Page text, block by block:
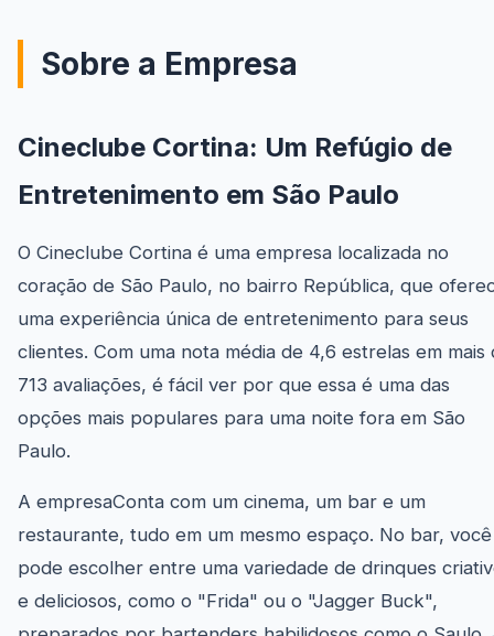
Sobre a Empresa
Cineclube Cortina: Um Refúgio de
Entretenimento em São Paulo
O Cineclube Cortina é uma empresa localizada no
coração de São Paulo, no bairro República, que
uma experiência única de entretenimento para seus
clientes. Com uma nota média de 4,6 estrelas em mais
713 avaliações, é fácil ver por que essa é uma das
opções mais populares para uma noite fora em São
Paulo.
A empresaConta com um cinema, um bar e um
restaurante, tudo em um mesmo espaço. No bar, você
pode escolher entre uma variedade de drinques
e deliciosos, como o "Frida" ou o "Jagger Buck",